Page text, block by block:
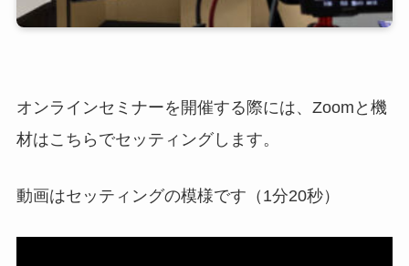
オンラインセミナーを開催する際には、Zoomと機
材はこちらでセッティングします。
動画はセッティングの模様です（1分20秒）